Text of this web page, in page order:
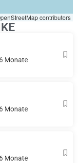
contributors
Monate
Monate
Monate